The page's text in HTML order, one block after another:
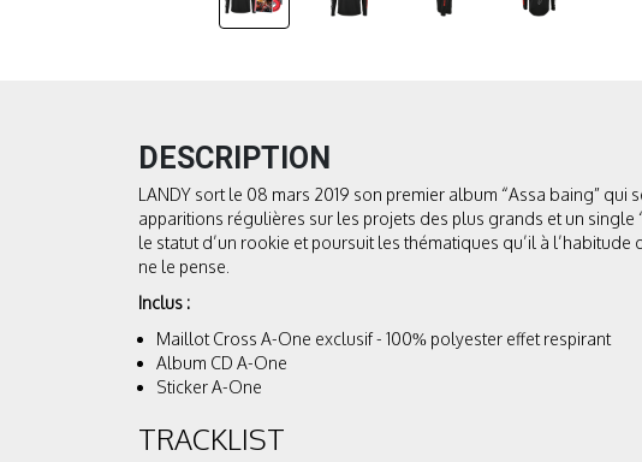
DESCRIPTION
LANDY sort le 08 mars 2019 son premier album “Assa baing”
apparitions régulières sur les projets des plus grands et un single
le statut d’un rookie et poursuit les thématiques qu’il à
ne le pense.
Inclus :
Maillot Cross A-One exclusif - 100% polyester effet respirant
Album CD A-One
Sticker A-One
TRACKLIST